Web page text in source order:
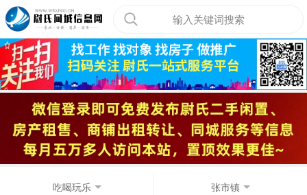
输入关键词搜索
吃喝玩乐 张市镇